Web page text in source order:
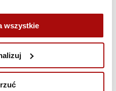
wszystkie
czynności prawnej
z moją działalnością
lub zawierającą